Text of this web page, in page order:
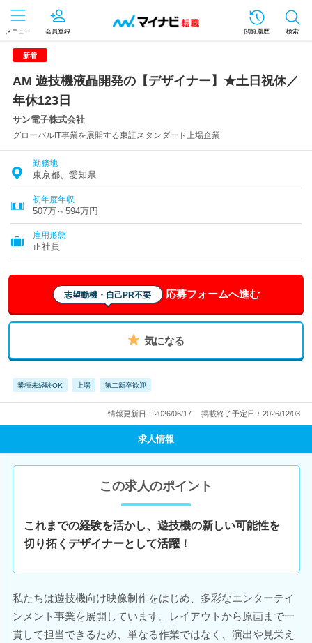
メニュー 会員登録 閲覧履歴 検索
新着
AM 遊技機液晶開発の【デザイナー】★土日祝休／
年休123日
サン電子株式会社
グローバルIT事業を展開する東証スタンダード上場企業
勤務地
東京都、愛知県
初年度年収
507万～594万円
雇用形態
正社員
志望動機・自己PR不要 応募フォームへ進む
気になる
業種未経験OK 上場 第二新卒歓迎
情報更新日：2026/06/17 掲載終了予定日：2026/12/03
求人情報
この求人のポイント
これまでの経験を活かし、遊技機の新しい可能性を
切り拓くデザイナーとして活躍！
私たちは遊技機向け映像制作をはじめ、多彩なエンターテイ
ンメント事業を展開しています。レイアウトから原画まで一
貫して担当できるため、単なる作業ではなく、演出や見栄え